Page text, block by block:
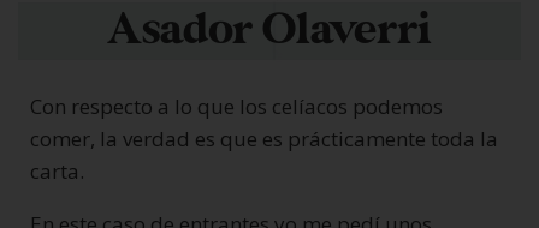
Asador Olaverri
Con respecto a lo que los celíacos podemos
comer, la verdad es que es prácticamente toda la
carta.